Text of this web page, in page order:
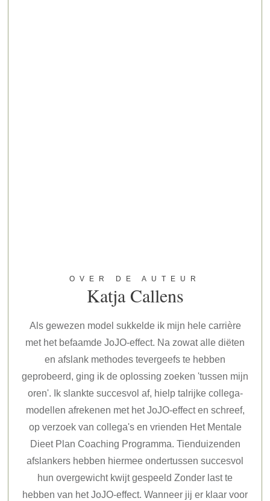
OVER DE AUTEUR
Katja Callens
Als gewezen model sukkelde ik mijn hele carrière
met het befaamde JoJO-effect. Na zowat alle diëten
en afslank methodes tevergeefs te hebben
geprobeerd, ging ik de oplossing zoeken 'tussen mijn
oren'. Ik slankte succesvol af, hielp talrijke collega-
modellen afrekenen met het JoJO-effect en schreef,
op verzoek van collega's en vrienden Het Mentale
Dieet Plan Coaching Programma. Tienduizenden
afslankers hebben hiermee ondertussen succesvol
hun overgewicht kwijt gespeeld Zonder last te
hebben van het JoJO-effect. Wanneer jij er klaar voor